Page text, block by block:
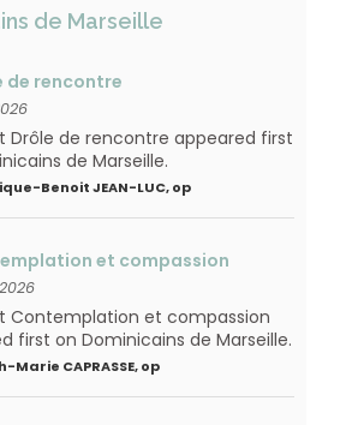
de Marseille
de rencontre
Drôle de rencontre appeared first
de Marseille.
Benoit JEAN-LUC, op
et compassion
Contemplation et compassion
first on Dominicains de Marseille.
Marie CAPRASSE, op